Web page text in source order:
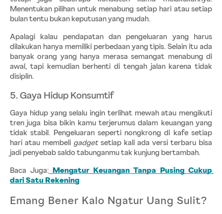
Menentukan pilihan untuk menabung setiap hari atau setiap
bulan tentu bukan keputusan yang mudah.
Apalagi kalau pendapatan dan pengeluaran yang harus
dilakukan hanya memiliki perbedaan yang tipis. Selain itu ada
banyak orang yang hanya merasa semangat menabung di
awal, tapi kemudian berhenti di tengah jalan karena tidak
disiplin.
5. Gaya Hidup Konsumtif
Gaya hidup yang selalu ingin terlihat mewah atau mengikuti
tren juga bisa bikin kamu terjerumus dalam keuangan yang
tidak stabil. Pengeluaran seperti nongkrong di kafe setiap
hari atau membeli gadget setiap kali ada versi terbaru bisa
jadi penyebab saldo tabunganmu tak kunjung bertambah.
Baca Juga: Mengatur Keuangan Tanpa Pusing Cukup
dari Satu Rekening
Emang Bener Kalo Ngatur Uang Sulit?